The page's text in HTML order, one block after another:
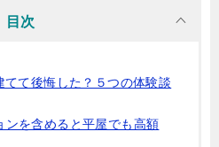
目次
て後悔した？５つの体験談
ンを含めると平屋でも高額